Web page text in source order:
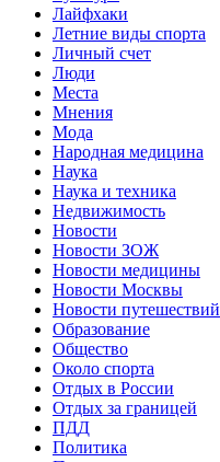
Лайфхаки
Летние виды спорта
Личный счет
Люди
Места
Мнения
Мода
Народная медицина
Наука
Наука и техника
Недвижимость
Новости
Новости ЗОЖ
Новости медицины
Новости Москвы
Новости путешествий
Образование
Общество
Около спорта
Отдых в России
Отдых за границей
ПДД
Политика